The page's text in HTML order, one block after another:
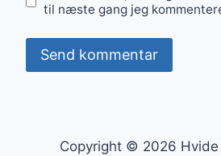
til næste gang jeg
Copyright © 2026